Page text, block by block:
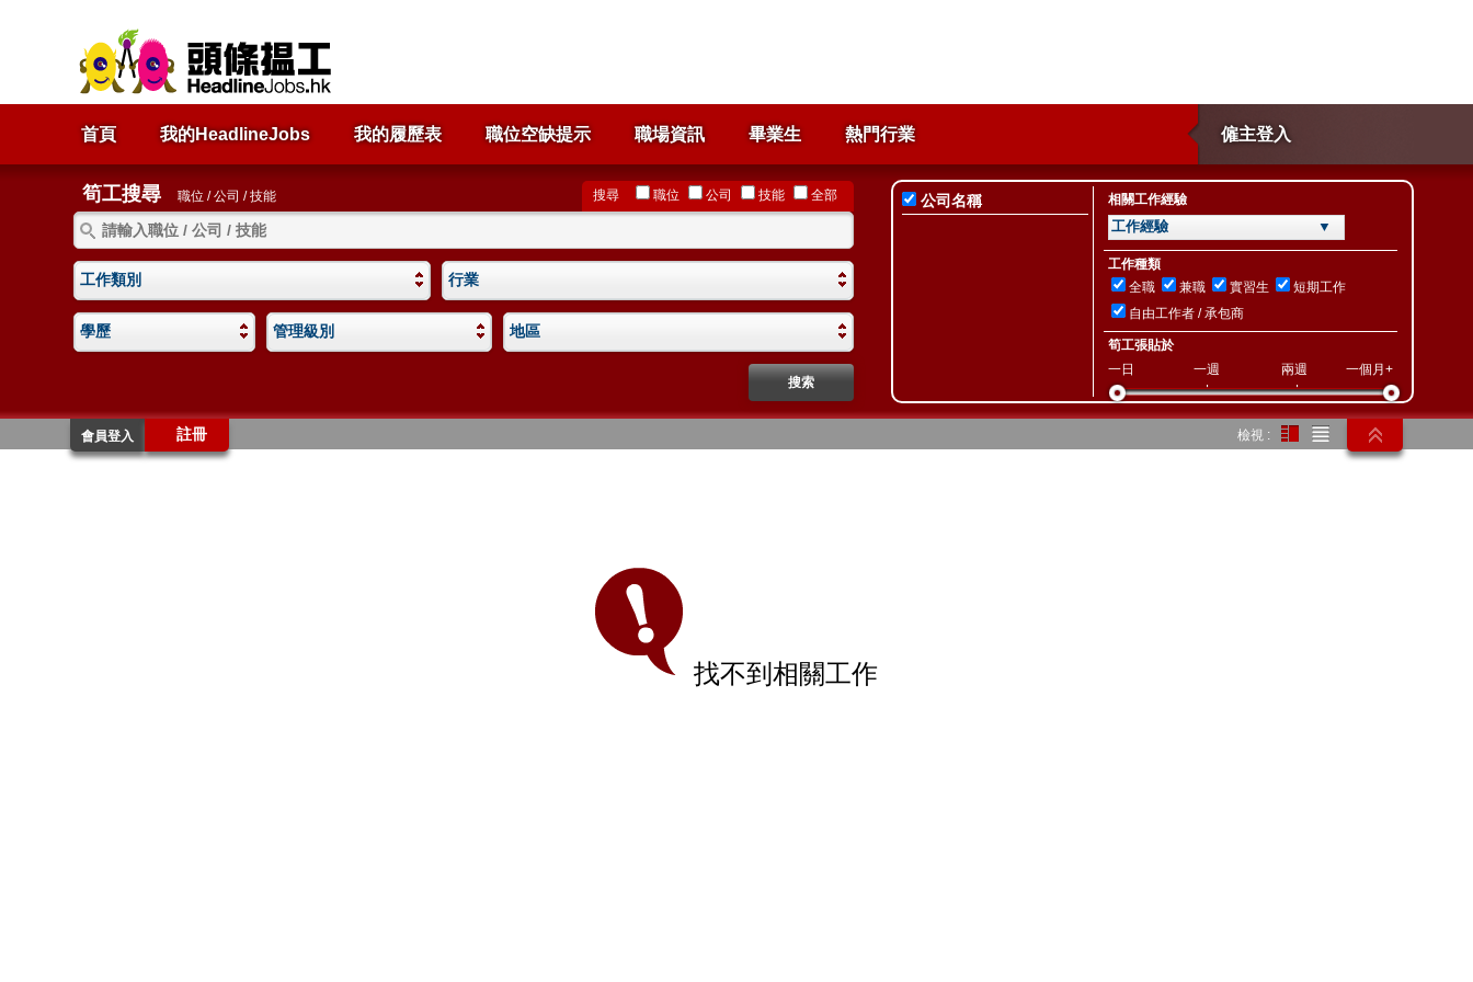
首頁 我的HeadlineJobs 我的履歷表 職位空缺提示 職場資訊 畢業生 僱主登入
熱門行業
筍工搜尋 職位 / 公司 / 技能 搜尋 職位 公司 技能 全部
工作類別 行業
學歷 管理級別 地區
公司名稱 相關工作經驗
工作經驗 ▼
工作種類
全職
兼職 實習生
短期工作
自由工作者 / 承包商
筍工張貼於
一日
一週 兩週 一個月+
會員登入 註冊 檢視 :
找不到相關工作